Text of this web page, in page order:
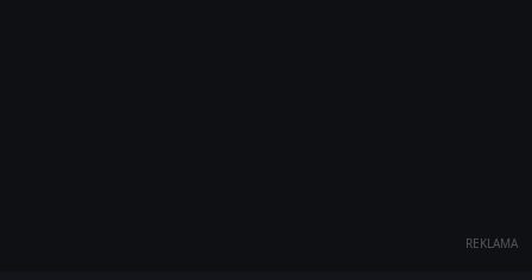
REKLAMA